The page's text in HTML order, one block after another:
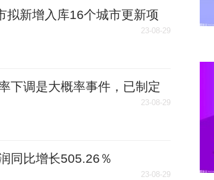
拟新增入库16个城市更新项
23-08-29
下调是大概率事件，已制定
23-08-29
同比增长505.26％
23-08-29